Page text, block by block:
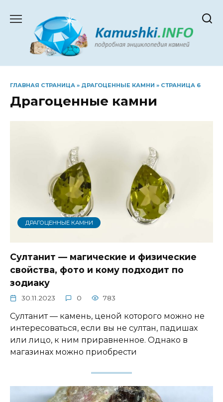
содержанию
ГЛАВНАЯ СТРАНИЦА » ДРАГОЦЕННЫЕ КАМНИ » СТРАНИЦА 6
Драгоценные камни
ДРАГОЦЕННЫЕ КАМНИ
Султанит — магические и физические
свойства, фото и кому подходит по
зодиаку
30.11.2023 0 783
Султанит — камень, ценой которого можно не
интересоваться, если вы не султан, падишах
или лицо, к ним приравненное. Однако в
магазинах можно приобрести